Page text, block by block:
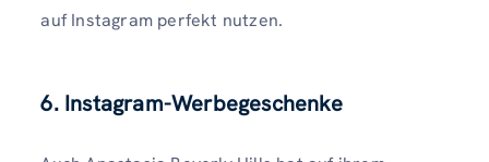
auf Instagram perfekt nutzen.
6. Instagram-Werbegeschenke